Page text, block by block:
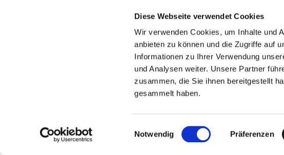
Diese Webseite verwendet Cookies
Wir verwenden Cookies, um Inhalte und
anbieten zu können und die Zugriffe auf
Informationen zu Ihrer Verwendung
und Analysen weiter. Unsere Partner
zusammen, die Sie ihnen bereitgestellt
gesammelt haben.
Einwilligungsauswahl
Notwendig Präferenzen